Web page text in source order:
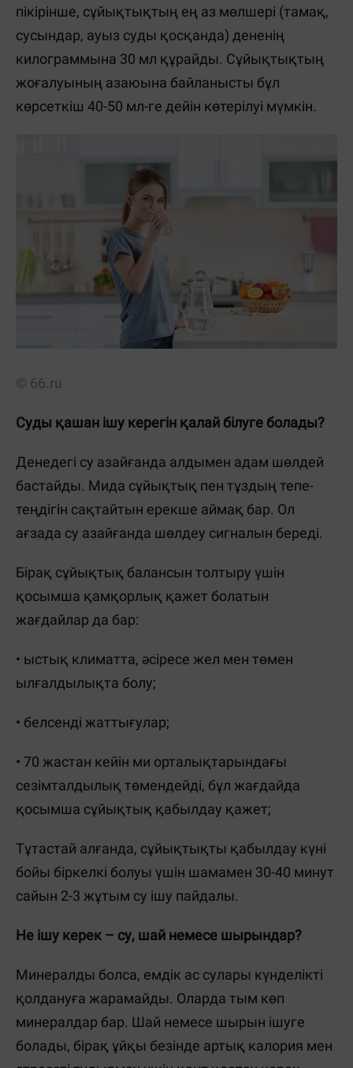
пікірінше, сұйықтықтың ең аз мөлшері (тамақ,
сусындар, ауыз суды қосқанда) дененің
килограммына 30 мл құрайды. Сұйықтықтың
жоғалуының азаюына байланысты бұл
көрсеткіш 40-50 мл-ге дейін көтерілуі мүмкін.
© 66.ru
Суды қашан ішу керегін қалай білуге ​​болады?
Денедегі су азайғанда алдымен адам шөлдей
бастайды. Мида сұйықтық пен тұздың тепе-
теңдігін сақтайтын ерекше аймақ бар. Ол
ағзада су азайғанда шөлдеу сигналын береді.
Бірақ сұйықтық балансын толтыру үшін
қосымша қамқорлық қажет болатын
жағдайлар да бар:
• ыстық климатта, әсіресе жел мен төмен
ылғалдылықта болу;
• белсенді жаттығулар;
• 70 жастан кейін ми орталықтарындағы
сезімталдылық төмендейді, бұл жағдайда
қосымша сұйықтық қабылдау қажет;
Тұтастай алғанда, сұйықтықты қабылдау күні
бойы біркелкі болуы үшін шамамен 30-40 минут
сайын 2-3 жұтым су ішу пайдалы.
Не ішу керек – су, шай немесе шырындар?
Минералды болса, емдік ас сулары күнделікті
қолдануға жарамайды. Оларда тым көп
минералдар бар. Шай немесе шырын ішуге
болады, бірақ ұйқы безінде артық калория мен